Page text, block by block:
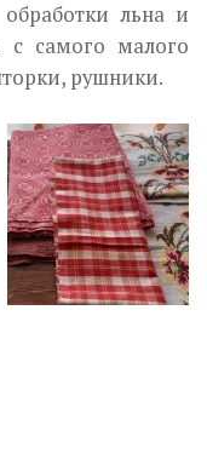
льна и
с самого малого
рушники.